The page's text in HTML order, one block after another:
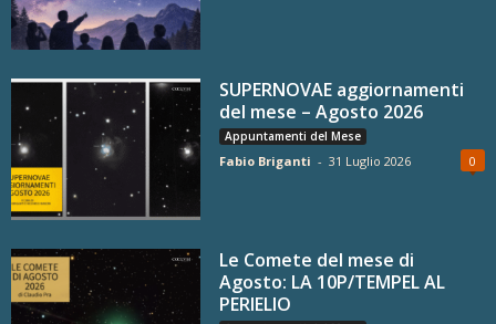
SUPERNOVAE aggiornamenti
del mese – Agosto 2026
Appuntamenti del Mese
Fabio Briganti - 31 Luglio 2026 0
Le Comete del mese di
Agosto: LA 10P/TEMPEL AL
PERIELIO